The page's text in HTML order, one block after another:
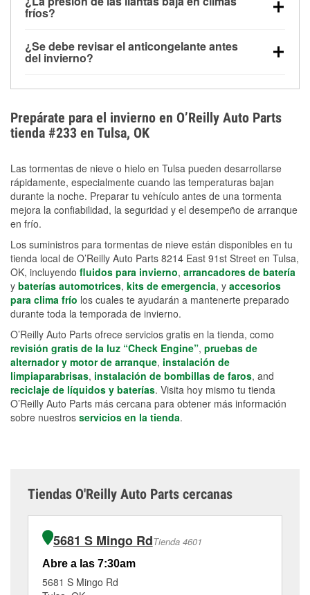
arranque.
la congelación y ayuda a disolver la sal y la nieve
derretida en la carretera para mejorar la visibilidad.
fríos?
alrededor de 1 PSI por cada 10 °F que baja la
temperatura. Puedes obtener más información sobre
¿Se debe revisar el anticongelante antes
del invierno?
el sobrecalentamiento en condiciones de frío
extremo. Aprende cómo comprobar la protección
anticongelante en nuestra sección How-To.
Prepárate para el invierno en O’Reilly Auto Parts
tienda #233 en Tulsa, OK
Las tormentas de nieve o hielo en Tulsa pueden desarrollarse
rápidamente, especialmente cuando las temperaturas bajan
durante la noche. Preparar tu vehículo antes de una tormenta
mejora la confiabilidad, la seguridad y el desempeño de arranque
en frío.
Los suministros para tormentas de nieve están disponibles en tu
tienda local de O’Reilly Auto Parts 8214 East 91st Street en Tulsa,
OK, incluyendo fluidos para invierno, arrancadores de batería
y baterías automotrices, kits de emergencia, y accesorios
para clima frío los cuales te ayudarán a mantenerte preparado
durante toda la temporada de invierno.
O’Reilly Auto Parts ofrece servicios gratis en la tienda, como
revisión gratis de la luz “Check Engine”, pruebas de
alternador y motor de arranque, instalación de
limpiaparabrisas, instalación de bombillas de faros, and
reciclaje de líquidos y baterías. Visita hoy mismo tu tienda
O’Reilly Auto Parts más cercana para obtener más información
sobre nuestros servicios en la tienda.
Tiendas O'Reilly Auto Parts cercanas
5681 S Mingo RdTienda 4601
Abre a las 7:30am
5681 S Mingo Rd